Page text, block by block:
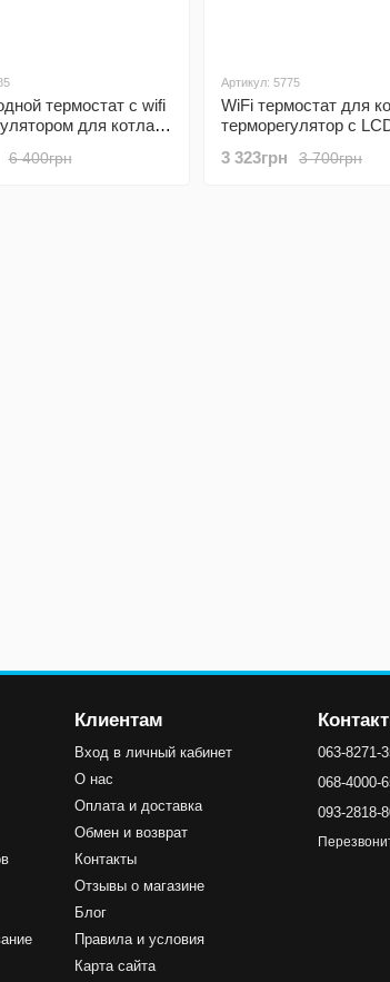
термостат с wifi
для котла и
6 400грн
Артикул: 5775
WiFi термостат для
терморегулятор с
3 700грн
3 323грн
Клиентам
Вход в личный кабинет
О нас
Оплата и доставка
Обмен и возврат
Контакты
Отзывы о магазине
Блог
Правила и условия
Карта сайта
063-8271-
068-4000-
093-2818-